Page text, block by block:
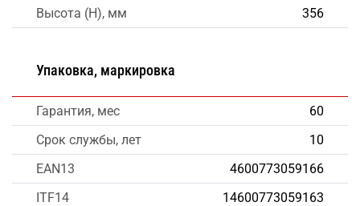
Высота (H), мм
356
Упаковка, маркировка
Гарантия, мес
60
Срок службы, лет
10
EAN13
4600773059166
ITF14
14600773059163